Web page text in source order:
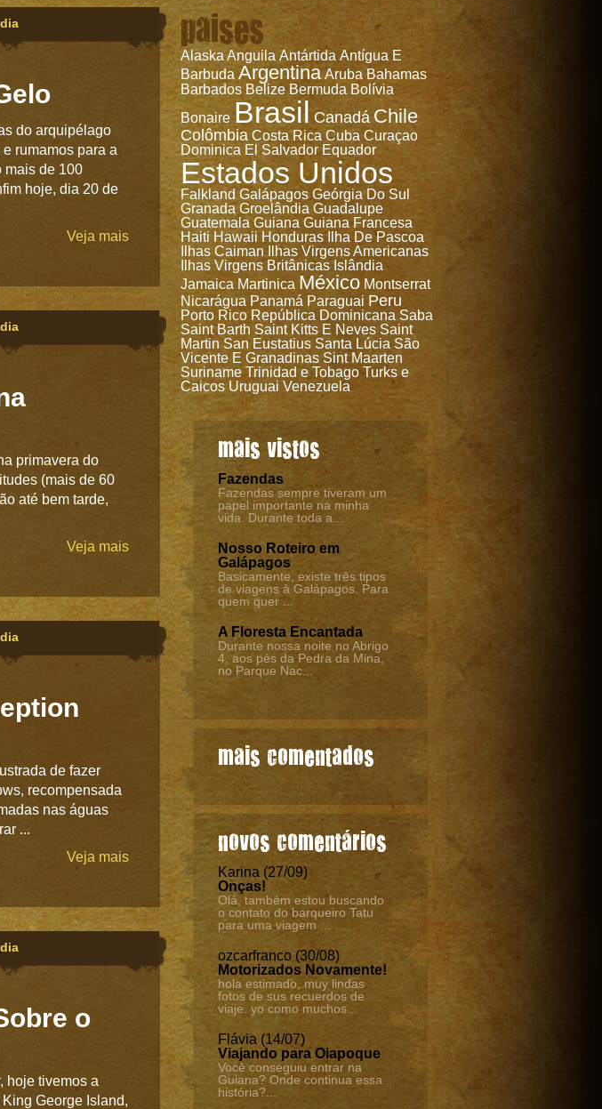
paises
Alaska Anguila Antártida Antígua E
Barbuda Argentina Aruba Bahamas
Barbados Belize Bermuda Bolívia
Bonaire Brasil Canadá Chile
Colômbia Costa Rica Cuba Curaçao
Dominica El Salvador Equador
Estados Unidos
Falkland Galápagos Geórgia Do Sul
Granada Groelândia Guadalupe
Guatemala Guiana Guiana Francesa
Haiti Hawaii Honduras
Ilha De Pascoa
Ilhas Caiman
Ilhas Virgens Americanas
Ilhas Virgens Britânicas Islândia
Jamaica Martinica México Montserrat
Nicarágua Panamá Paraguai Peru
Porto Rico República Dominicana Saba
Saint Barth Saint Kitts E Neves Saint
Martin San Eustatius Santa Lúcia São
Vicente E Granadinas Sint Maarten
Suriname Trinidad e Tobago Turks e
Caicos Uruguai Venezuela
mais vistos
Fazendas
Fazendas sempre tiveram um
papel importante na minha
vida. Durante toda a...
Nosso Roteiro em
Galápagos
Basicamente, existe três tipos
de viagens à Galápagos. Para
quem quer ...
A Floresta Encantada
Durante nossa noite no Abrigo
4, aos pés da Pedra da Mina,
no Parque Nac...
mais comentados
novos comentários
Karina (27/09)
Onças!
Olá, também estou buscando
o contato do barqueiro Tatu
para uma viagem ...
ozcarfranco (30/08)
Motorizados Novamente!
hola estimado, muy lindas
fotos de sus recuerdos de
viaje. yo como muchos...
Flávia (14/07)
Viajando para Oiapoque
Você conseguiu entrar na
Guiana? Onde continua essa
história?...
do arquipélago
rumamos para a
mais de 100
hoje, dia 20 de
Veja mais
primavera do
(mais de 60
até bem tarde,
Veja mais
de fazer
recompensada
nas águas
...
Veja mais
o
hoje tivemos a
George Island,